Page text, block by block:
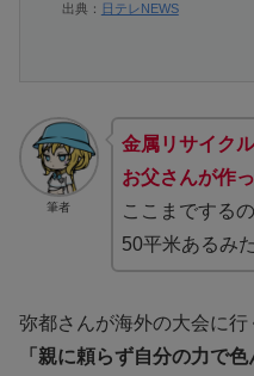
出典： 日テレNEWS
筆者
金属リサイク
お父さんが作
ここまでする
50平米あるみ
弥都さんが海外の大会に行
「親に頼らず自分の力で色